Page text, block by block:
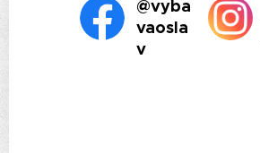
@vyba
vaosla
v